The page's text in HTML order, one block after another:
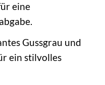
eine
Gussgrau und
ein stilvolles